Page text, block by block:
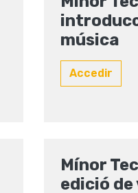
música
Accedir
Mínor
edició de